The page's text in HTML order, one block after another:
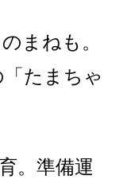
まねも。
たまちゃ
。準備運